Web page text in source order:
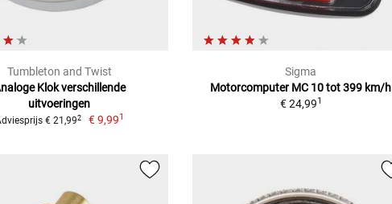
Tumbleton and Twist
Klok verschillende
uitvoeringen
€ 21,992 € 9,991
Sigma
Motorcomputer MC 10 tot 399 km/h
€ 24,991